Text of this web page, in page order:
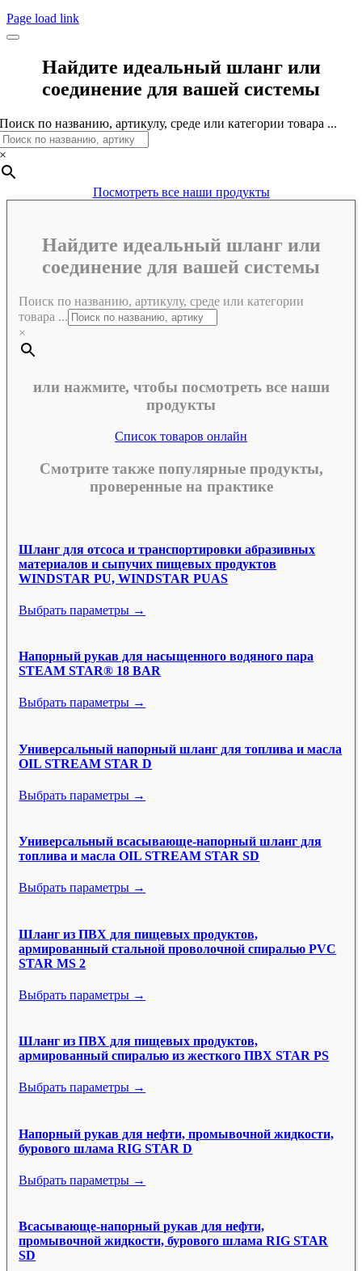
Page load link
Найдите идеальный шланг или
соединение для вашей системы
Поиск по названию, артикулу, среде или категории товара ...
×
Посмотреть все наши продукты
Найдите идеальный шланг или
соединение для вашей системы
Поиск по названию, артикулу, среде или категории
товара ...
×
или нажмите, чтобы посмотреть все наши
продукты
Список товаров онлайн
Смотрите также популярные продукты,
проверенные на практике
Шланг для отсоса и транспортировки абразивных
материалов и сыпучих пищевых продуктов
WINDSTAR PU, WINDSTAR PUAS
Выбрать параметры →
Напорный рукав для насыщенного водяного пара
STEAM STAR® 18 BAR
Выбрать параметры →
Универсальный напорный шланг для топлива и масла
OIL STREAM STAR D
Выбрать параметры →
Универсальный всасывающе-напорный шланг для
топлива и масла OIL STREAM STAR SD
Выбрать параметры →
Шланг из ПВХ для пищевых продуктов,
армированный стальной проволочной спиралью PVC
STAR MS 2
Выбрать параметры →
Шланг из ПВХ для пищевых продуктов,
армированный спиралью из жесткого ПВХ STAR PS
Выбрать параметры →
Напорный рукав для нефти, промывочной жидкости,
бурового шлама RIG STAR D
Выбрать параметры →
Всасывающе-напорный рукав для нефти,
промывочной жидкости, бурового шлама RIG STAR
SD